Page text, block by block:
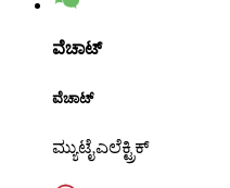
ವೆಚಾಟ್
ವೆಚಾಟ್
ಮ್ಯುಟೈಎಲೆಕ್ಟ್ರಿಕ್